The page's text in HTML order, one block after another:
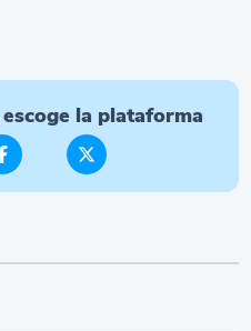
la plataforma